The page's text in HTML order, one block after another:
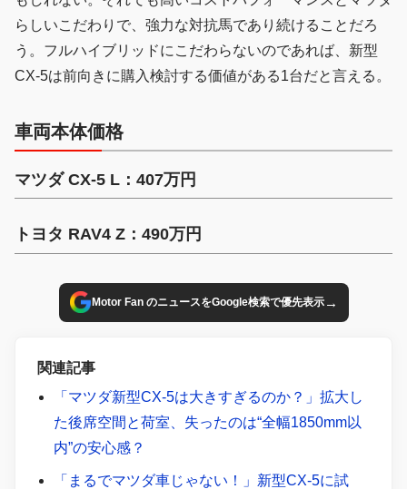
らしいこだわりで、強力な対抗馬であり続けることだろ
う。フルハイブリッドにこだわらないのであれば、新型
CX-5は前向きに購入検討する価値がある1台だと言える。
車両本体価格
マツダ CX-5 L：407万円
トヨタ RAV4 Z：490万円
Motor Fan のニュースをGoogle検索で優先表示→
関連記事
「マツダ新型CX-5は大きすぎるのか？」拡大し
た後席空間と荷室、失ったのは“全幅1850mm以
内”の安心感？
「まるでマツダ車じゃない！」新型CX-5に試